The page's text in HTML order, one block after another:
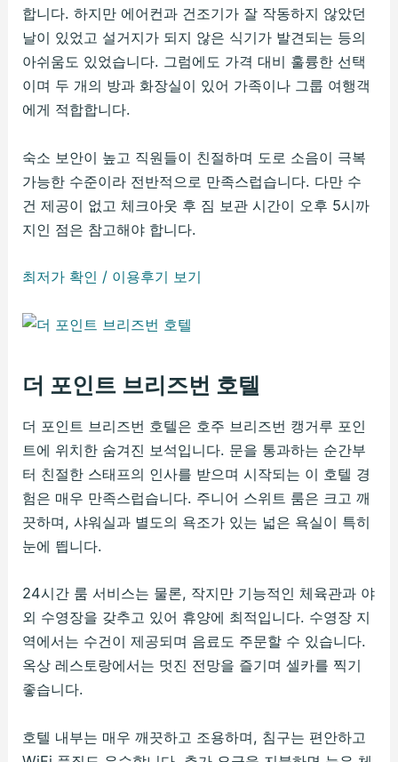
합니다. 하지만 에어컨과 건조기가 잘 작동하지 않았던
날이 있었고 설거지가 되지 않은 식기가 발견되는 등의
아쉬움도 있었습니다. 그럼에도 가격 대비 훌륭한 선택
이며 두 개의 방과 화장실이 있어 가족이나 그룹 여행객
에게 적합합니다.
숙소 보안이 높고 직원들이 친절하며 도로 소음이 극복
가능한 수준이라 전반적으로 만족스럽습니다. 다만 수
건 제공이 없고 체크아웃 후 짐 보관 시간이 오후 5시까
지인 점은 참고해야 합니다.
최저가 확인 / 이용후기 보기
더 포인트 브리즈번 호텔
더 포인트 브리즈번 호텔은 호주 브리즈번 캥거루 포인
트에 위치한 숨겨진 보석입니다. 문을 통과하는 순간부
터 친절한 스태프의 인사를 받으며 시작되는 이 호텔 경
험은 매우 만족스럽습니다. 주니어 스위트 룸은 크고 깨
끗하며, 샤워실과 별도의 욕조가 있는 넓은 욕실이 특히
눈에 띕니다.
24시간 룸 서비스는 물론, 작지만 기능적인 체육관과 야
외 수영장을 갖추고 있어 휴양에 최적입니다. 수영장 지
역에서는 수건이 제공되며 음료도 주문할 수 있습니다.
옥상 레스토랑에서는 멋진 전망을 즐기며 셀카를 찍기
좋습니다.
호텔 내부는 매우 깨끗하고 조용하며, 침구는 편안하고